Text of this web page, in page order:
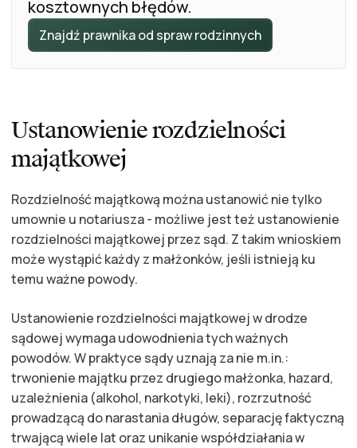
kosztownych błędów.
Znajdź prawnika od spraw rodzinnych
Ustanowienie rozdzielności
majątkowej
Rozdzielność majątkową można ustanowić nie tylko
umownie u notariusza - możliwe jest też ustanowienie
rozdzielności majątkowej przez sąd. Z takim wnioskiem
może wystąpić każdy z małżonków, jeśli istnieją ku
temu ważne powody.
Ustanowienie rozdzielności majątkowej w drodze
sądowej wymaga udowodnienia tych ważnych
powodów. W praktyce sądy uznają za nie m.in.:
trwonienie majątku przez drugiego małżonka, hazard,
uzależnienia (alkohol, narkotyki, leki), rozrzutność
prowadzącą do narastania długów, separację faktyczną
trwającą wiele lat oraz unikanie współdziałania w